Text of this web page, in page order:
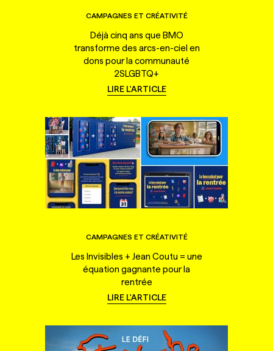
CAMPAGNES ET CRÉATIVITÉ
Déjà cinq ans que BMO
transforme des arcs-en-ciel en
dons pour la communauté
2SLGBTQ+
LIRE L'ARTICLE
CAMPAGNES ET CRÉATIVITÉ
Les Invisibles + Jean Coutu = une
équation gagnante pour la
rentrée
LIRE L'ARTICLE